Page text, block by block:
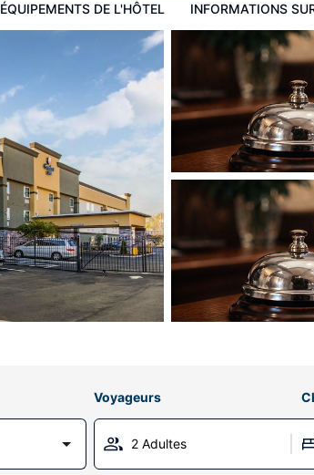
ÉQUIPEMENTS DE L'HÔTEL INFORMATIONS
Voyageurs
2 Adultes